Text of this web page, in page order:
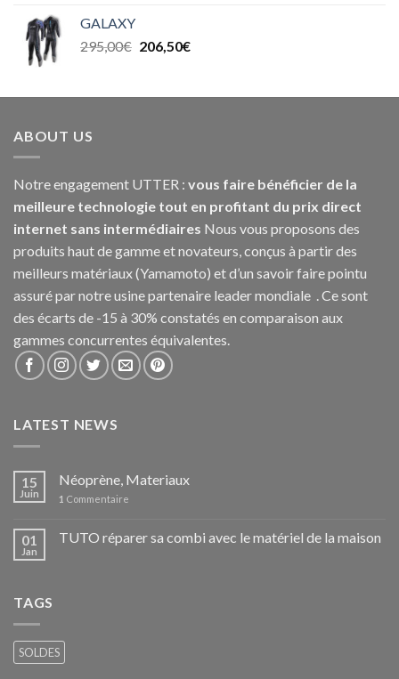
GALAXY
295,00€ 206,50€
ABOUT US
Notre engagement UTTER : vous faire bénéficier de la
meilleure technologie tout en profitant du prix direct
internet sans intermédiaires Nous vous proposons des
produits haut de gamme et novateurs, conçus à partir des
meilleurs matériaux (Yamamoto) et d’un savoir faire pointu
assuré par notre usine partenaire leader mondiale . Ce sont
des écarts de -15 à 30% constatés en comparaison aux
gammes concurrentes équivalentes.
LATEST NEWS
15
Juin
Néoprène, Materiaux
1 Commentaire
01
Jan
TUTO réparer sa combi avec le matériel de la maison
TAGS
SOLDES